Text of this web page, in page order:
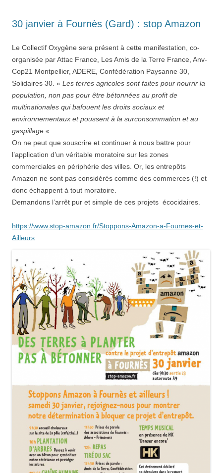
30 janvier à Fournès (Gard) : stop Amazon
Le Collectif Oxygène sera présent à cette manifestation, co-
organisée par Attac France, Les Amis de la Terre France, Anv-
Cop21 Montpellier, ADERE, Confédération Paysanne 30,
Solidaires 30. « Les terres agricoles sont faites pour nourrir la
population, non pas pour être bétonnées au profit de
multinationales qui bafouent les droits sociaux et
environnementaux et poussent à la surconsommation et au
gaspillage.«
On ne peut que souscrire et continuer à nous battre pour
l’application d’un véritable moratoire sur les zones
commerciales en périphérie des villes. Or, les entrepôts
Amazon ne sont pas considérés comme des commerces (!) et
donc échappent à tout moratoire.
Demandons l’arrêt pur et simple de ces projets écocidaires.
https://www.stop-amazon.fr/Stoppons-Amazon-a-Fournes-et-
Ailleurs